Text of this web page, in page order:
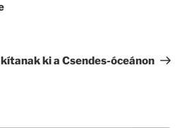
ki a Csendes-óceánon